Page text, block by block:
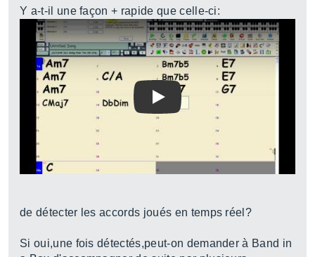
Y a-t-il une façon + rapide que celle-ci:
Play
de détecter les accords joués en temps réel?
Si oui,une fois détectés,peut-on demander à Band in